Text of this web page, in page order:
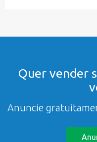
Quer vender
Anuncie